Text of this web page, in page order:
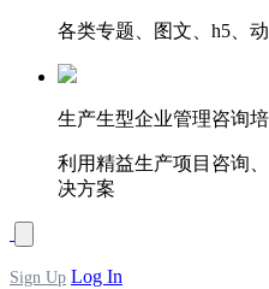
各类专题、图文、h5、
生产生型企业管理咨询培
利用精益生产项目咨询
决方案
Sign Up Log In